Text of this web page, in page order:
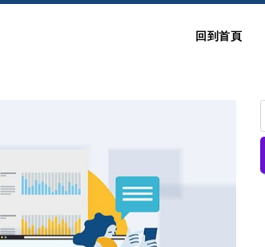
回到首頁